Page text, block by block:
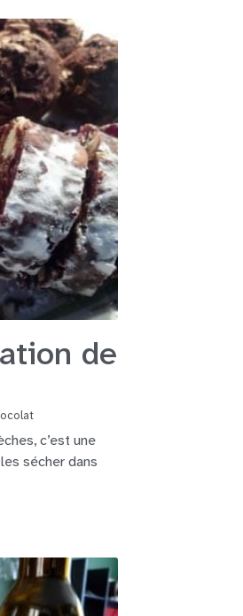
de
c’est une
sécher dans